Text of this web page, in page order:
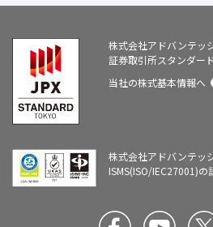
株式会社アドバンテッ
証券取引所スタンダー
当社の株式基本情報へ
株式会社アドバンテッ
ISMS(ISO/IEC27001)の